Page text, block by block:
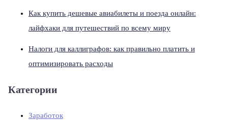
Как купить дешевые авиабилеты и поезда онлайн:
лайфхаки для путешествий по всему миру
Налоги для каллиграфов: как правильно платить и
оптимизировать расходы
Категории
Заработок